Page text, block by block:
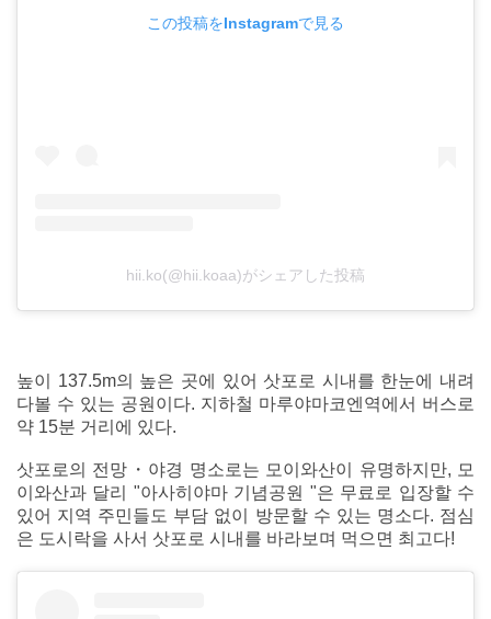
この投稿をInstagramで見る
hii.ko(@hii.koaa)がシェアした投稿
높이 137.5m의 높은 곳에 있어 삿포로 시내를 한눈에 내려
다볼 수 있는 공원이다. 지하철 마루야마코엔역에서 버스로
약 15분 거리에 있다.
삿포로의 전망・야경 명소로는 모이와산이 유명하지만, 모
이와산과 달리 "아사히야마 기념공원 "은 무료로 입장할 수
있어 지역 주민들도 부담 없이 방문할 수 있는 명소다. 점심
은 도시락을 사서 삿포로 시내를 바라보며 먹으면 최고다!